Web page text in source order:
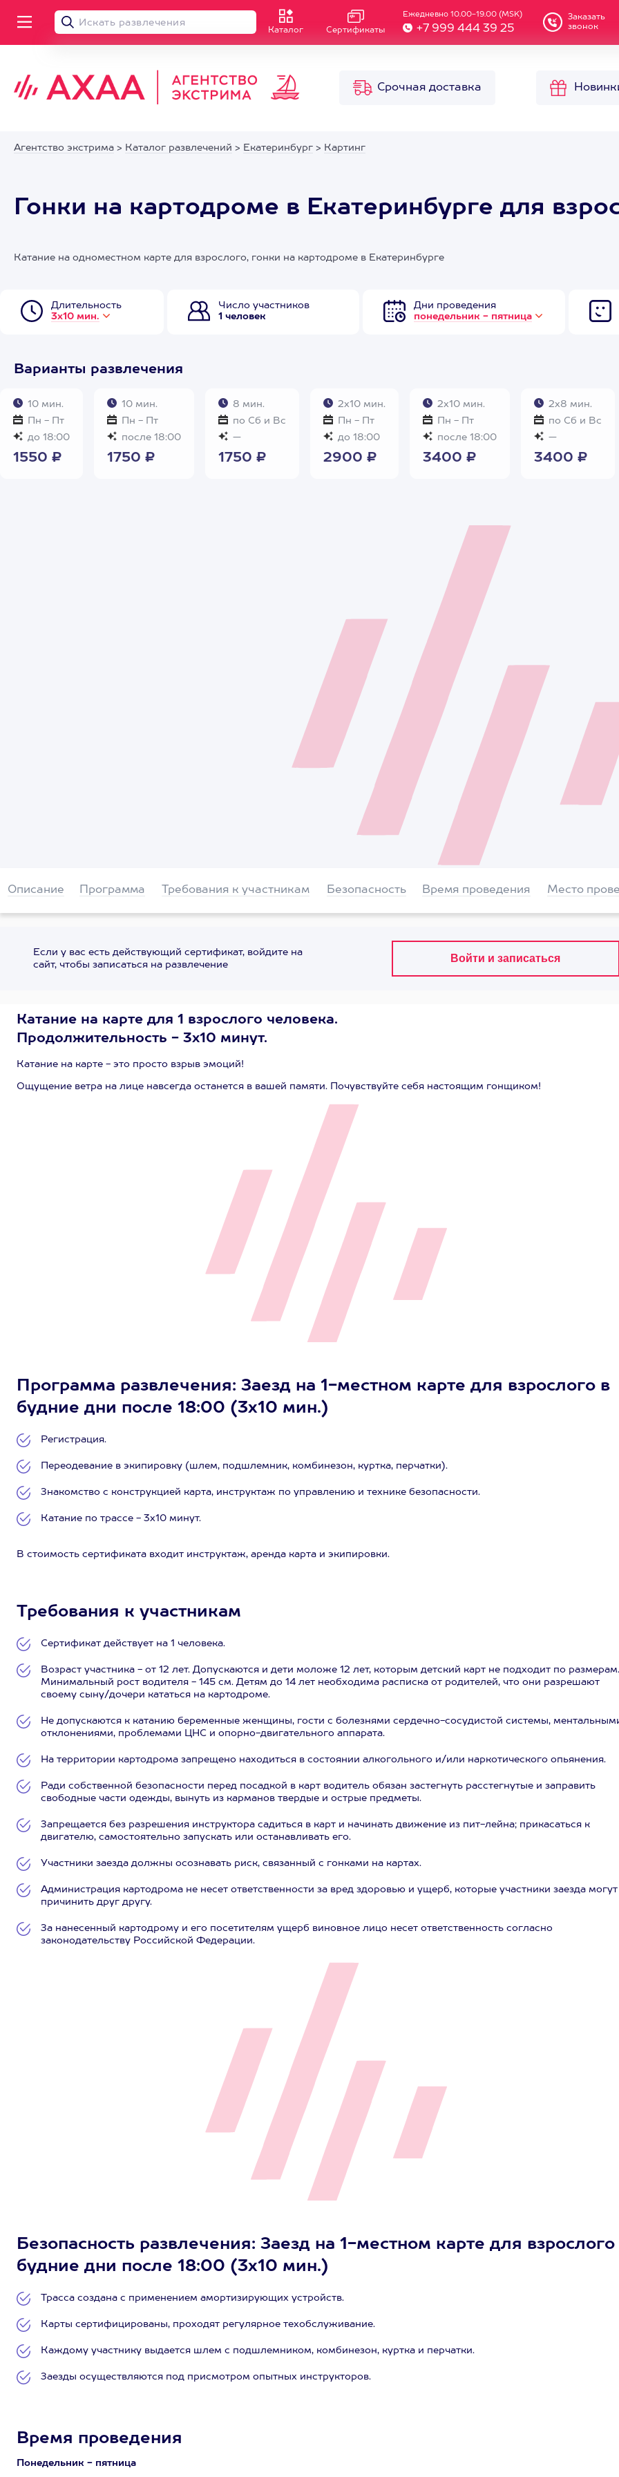
Каталог Сертификаты
Ежедневно 10.00-19.00 (MSK)
+7 999 444 39 25
Заказать
звонок
Срочная доставка
Агентство экстрима > Каталог развлечений > Екатеринбург > Картинг
Гонки на картодроме в Екатеринбурге для
Катание на одноместном карте для взрослого, гонки на картодроме в Екатеринбурге
Длительность
3х10 мин.
Число участников
1 человек
Дни проведения
понедельник - пятница
Варианты развлечения
10 мин.
Пн - Пт
до 18:00
1550 ₽
10 мин.
Пн - Пт
после 18:00
1750 ₽
8 мин.
по Сб и Вс
—
1750 ₽
2х10 мин.
Пн - Пт
до 18:00
2900 ₽
2х10 мин.
Пн - Пт
после 18:00
3400 ₽
2х8 мин.
по Сб и Вс
—
3400 ₽
Описание Программа Требования к участникам Безопасность Время проведения Место
Если у вас есть действующий сертификат, войдите на
сайт, чтобы записаться на развлечение
Катание на карте для 1 взрослого человека.
Продолжительность - 3х10 минут.
Катание на карте - это просто взрыв эмоций!
Ощущение ветра на лице навсегда останется в вашей памяти. Почувствуйте себя настоящим гонщиком!
Программа развлечения: Заезд на 1-местном карте для взрослого в
будние дни после 18:00 (3х10 мин.)
Регистрация.
Переодевание в экипировку (шлем, подшлемник, комбинезон, куртка, перчатки).
Знакомство с конструкцией карта, инструктаж по управлению и технике безопасности.
Катание по трассе - 3х10 минут.
В стоимость сертификата входит инструктаж, аренда карта и экипировки.
Требования к участникам
Сертификат действует на 1 человека.
Возраст участника - от 12 лет. Допускаются и дети моложе 12 лет, которым детский карт не подходит по размерам.
Минимальный рост водителя - 145 см. Детям до 14 лет необходима расписка от родителей, что они разрешают
своему сыну/дочери кататься на картодроме.
Не допускаются к катанию беременные женщины, гости с болезнями сердечно-сосудистой системы,
отклонениями, проблемами ЦНС и опорно-двигательного аппарата.
На территории картодрома запрещено находиться в состоянии алкогольного и/или наркотического опьянения.
Ради собственной безопасности перед посадкой в карт водитель обязан застегнуть расстегнутые и заправить
свободные части одежды, вынуть из карманов твердые и острые предметы.
Запрещается без разрешения инструктора садиться в карт и начинать движение из пит-лейна; прикасаться к
двигателю, самостоятельно запускать или останавливать его.
Участники заезда должны осознавать риск, связанный с гонками на картах.
Администрация картодрома не несет ответственности за вред здоровью и ущерб, которые участники заезда могут
причинить друг другу.
За нанесенный картодрому и его посетителям ущерб виновное лицо несет ответственность согласно
законодательству Российской Федерации.
Безопасность развлечения: Заезд на 1-местном карте для взрослого
будние дни после 18:00 (3х10 мин.)
Трасса создана с применением амортизирующих устройств.
Карты сертифицированы, проходят регулярное техобслуживание.
Каждому участнику выдается шлем с подшлемником, комбинезон, куртка и перчатки.
Заезды осуществляются под присмотром опытных инструкторов.
Время проведения
Понедельник - пятница